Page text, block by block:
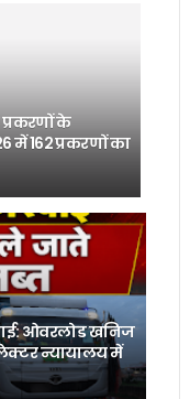
के
में 162 प्रकरणों का
ओवरलोड खनिज
न्यायालय में